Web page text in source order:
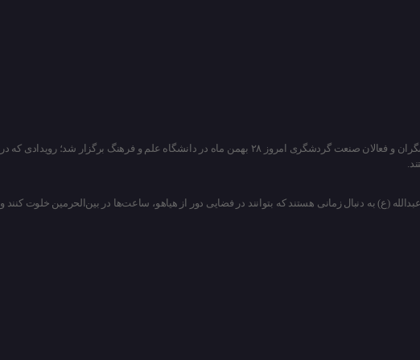
نخستین کنفرانس بین‌المللی و سومین همایش ملی «سرمایه‌گذاری سبز در تحول پایدار گردشگری» با حضور مدیران، پژوهشگران و فعالان صنعت گردشگری امروز ۲۸ بهمن ماه در دانشگاه علم و فرهنگ برگزار شد؛ رویدادی که در
(ع) به دنبال زمانی هستند که بتوانند در فضایی دور از هیاهو، ساعت‌ها در بین‌الحرمین خلوت کنند و